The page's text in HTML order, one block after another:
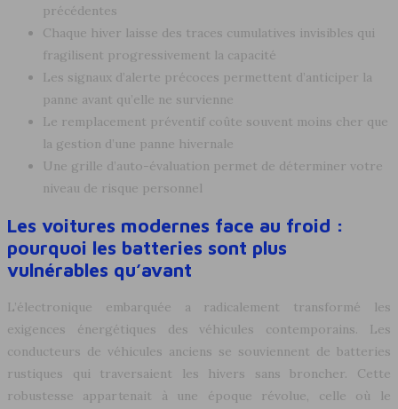
précédentes
Chaque hiver laisse des traces cumulatives invisibles qui
fragilisent progressivement la capacité
Les signaux d’alerte précoces permettent d’anticiper la
panne avant qu’elle ne survienne
Le remplacement préventif coûte souvent moins cher que
la gestion d’une panne hivernale
Une grille d’auto-évaluation permet de déterminer votre
niveau de risque personnel
Les voitures modernes face au froid :
pourquoi les batteries sont plus
vulnérables qu’avant
L’électronique embarquée a radicalement transformé les
exigences énergétiques des véhicules contemporains. Les
conducteurs de véhicules anciens se souviennent de batteries
rustiques qui traversaient les hivers sans broncher. Cette
robustesse appartenait à une époque révolue, celle où le